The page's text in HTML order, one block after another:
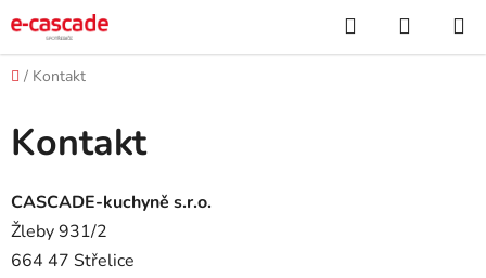
na
obsah
Hledat
KOŠÍK
Domů
/ Kontakt
Kontakt
CASCADE-kuchyně s.r.o.
Žleby 931/2
664 47 Střelice